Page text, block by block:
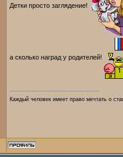
Детки просто заглядение!
а сколько наград у родителей!
Каждый человек имеет право мечтать о